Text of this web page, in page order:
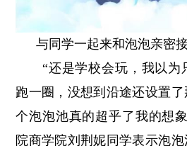
与同学一起来和泡泡亲密
“还是学校会玩，我以为
跑一圈，没想到沿途还设置
个泡泡池真的超乎了我的想
院商学院刘荆妮同学表示泡